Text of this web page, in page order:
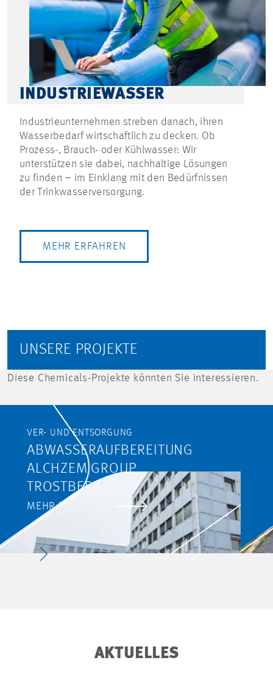
INDUSTRIEWASSER
Industrieunternehmen streben danach, ihren
Wasserbedarf wirtschaftlich zu decken. Ob
Prozess-, Brauch- oder Kühlwasser: Wir
unterstützen sie dabei, nachhaltige Lösungen
zu finden – im Einklang mit den Bedürfnissen
der Trinkwasserversorgung.
MEHR ERFAHREN
UNSERE PROJEKTE
Diese Chemicals-Projekte könnten Sie interessieren.
VER- UND ENTSORGUNG
ABWASSERAUFBEREITUNG
ALCHZEM GROUP,
TROSTBERG
MEHR ERFAHREN
AKTUELLES